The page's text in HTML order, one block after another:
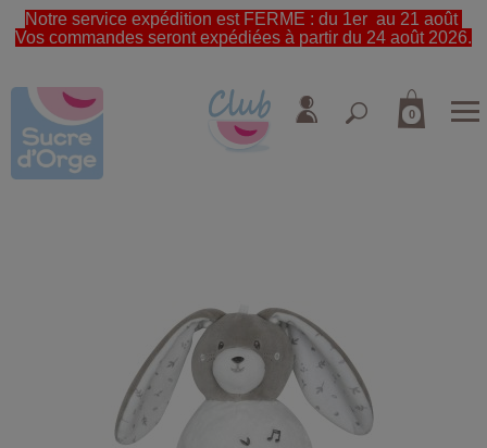
Notre service expédition est FERME : du 1er au 21 août
Vos commandes seront expédiées à partir du 24 août 2026.
0